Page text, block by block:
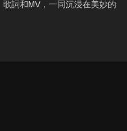
詞和MV，一同沉浸在美妙的